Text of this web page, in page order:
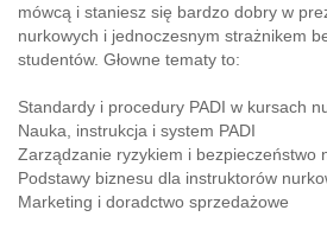
mówcą i staniesz się bardzo dobry w
nurkowych i jednoczesnym strażnikem
studentów. Głowne tematy to:
Standardy i procedury PADI w kursach
Nauka, instrukcja i system PADI
Zarządzanie ryzykiem i bezpieczeństwo
Podstawy biznesu dla instruktorów
Marketing i doradctwo sprzedażowe